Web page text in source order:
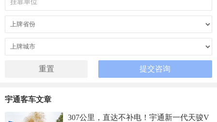
宇通客车文章
307公里，直达不补电！宇通新一代天骏V